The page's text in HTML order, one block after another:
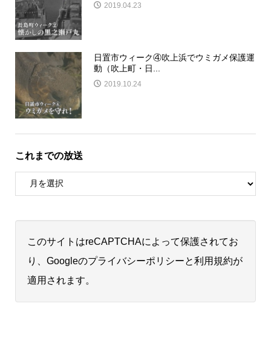
2019.04.23
日置市ウィーク④吹上浜でウミガメ保護運
動（吹上町・日...
2019.10.24
これまでの放送
このサイトはreCAPTCHAによって保護されてお
り、Googleのプライバシーポリシーと利用規約が
適用されます。